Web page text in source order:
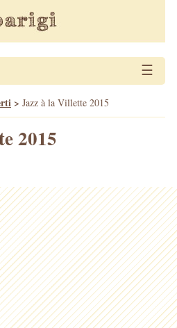
☰
> Jazz à la Villette 2015
2015